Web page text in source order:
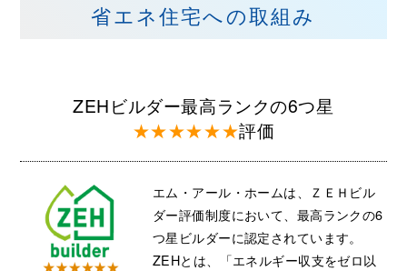
省エネ住宅への取組み
ZEHビルダー最高ランクの6つ星
★★★★★★評価
エム・アール・ホームは、ＺＥＨビル
ダー評価制度において、最高ランクの6
つ星ビルダーに認定されています。
ZEHとは、「エネルギー収支をゼロ以